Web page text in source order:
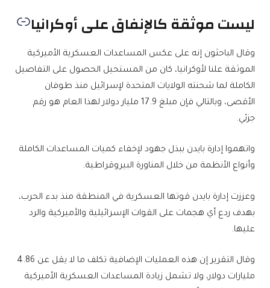
ليست موثقة كالإنفاق على أوكرانيا
وقال الباحثون إنه على عكس المساعدات العسكرية الأميركية
الموثقة علنا لأوكرانيا، كان من المستحيل الحصول على التفاصيل
الكاملة لما شحنته الولايات المتحدة لإسرائيل منذ طوفان
الأقصى، وبالتالي فإن مبلغ 17.9 مليار دولار لهذا العام هو رقم
جزئي.
واتهموا إدارة بايدن ببذل جهود لإخفاء كميات المساعدات الكاملة
وأنواع الأنظمة من خلال المناورة البيروقراطية.
وعززت إدارة بايدن قوتها العسكرية في المنطقة منذ بدء الحرب،
بهدف ردع أي هجمات على القوات الإسرائيلية والأميركية والرد
عليها.
وقال التقرير إن هذه العمليات الإضافية تكلف ما لا يقل عن 4.86
مليارات دولار، ولا تشمل زيادة المساعدات العسكرية الأميركية